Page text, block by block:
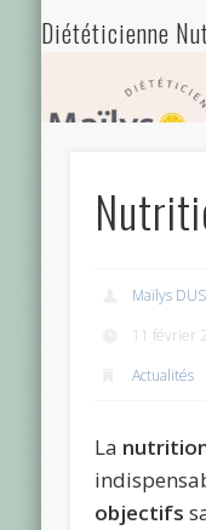
Diététicienne
Diététicienne
Diététicienne
Maïlys
11 février
Actualités
La
objectifs